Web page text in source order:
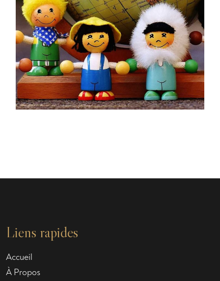
Liens rapides
Accueil
À Propos